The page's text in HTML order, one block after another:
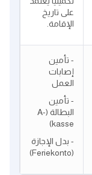
على تاريخ
الإقامة.
- تأمين
إصابات
العمل
- تأمين
البطالة (A-
kasse)
- بدل الإجازة
(Feriekonto)